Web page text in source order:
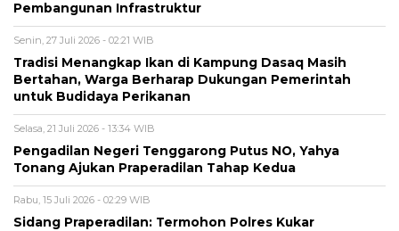
Pembangunan Infrastruktur
Senin, 27 Juli 2026 - 02:21 WIB
Tradisi Menangkap Ikan di Kampung Dasaq Masih
Bertahan, Warga Berharap Dukungan Pemerintah
untuk Budidaya Perikanan
Selasa, 21 Juli 2026 - 13:34 WIB
Pengadilan Negeri Tenggarong Putus NO, Yahya
Tonang Ajukan Praperadilan Tahap Kedua
Rabu, 15 Juli 2026 - 02:29 WIB
Sidang Praperadilan: Termohon Polres Kukar